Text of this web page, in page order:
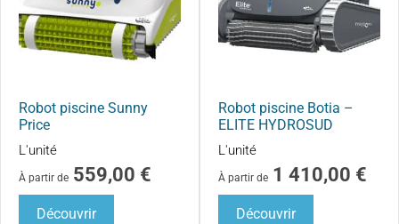
Robot piscine Sunny
Price
L'unité
À partir de 559,00 €
Découvrir
Robot piscine Botia –
ELITE HYDROSUD
L'unité
À partir de 1 410,00 €
Découvrir